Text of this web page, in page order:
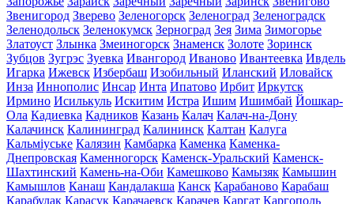
Звенигород Зверево Зеленогорск Зеленоград Зеленоградск
Зеленодольск Зеленокумск Зерноград Зея Зима Зимогорье
Златоуст Злынка Змеиногорск Знаменск Золоте Зоринск
Зубцов Зугрэс Зуевка Ивангород Иваново Ивантеевка Ивдель
Игарка Ижевск Избербаш Изобильный Иланский Иловайск
Инза Иннополис Инсар Инта Ипатово Ирбит Иркутск
Ирмино Исилькуль Искитим Истра Ишим Ишимбай Йошкар-
Ола Кадиевка Кадников Казань Калач Калач-на-Дону
Калачинск Калининград Калининск Калтан Калуга
Кальміуське Калязин Камбарка Каменка Каменка-
Днепровская Каменногорск Каменск-Уральский Каменск-
Шахтинский Камень-на-Оби Камешково Камызяк Камышин
Камышлов Канаш Кандалакша Канск Карабаново Карабаш
Карабулак Карасук Карачаевск Карачев Каргат Каргополь